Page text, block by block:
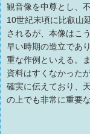
観音像を中尊とし、
10世紀末頃に比叡山
されるが、本像はこ
早い時期の造立であ
重な作例といえる。
資料はすくなかった
確実に伝えており、
の上でも非常に重要